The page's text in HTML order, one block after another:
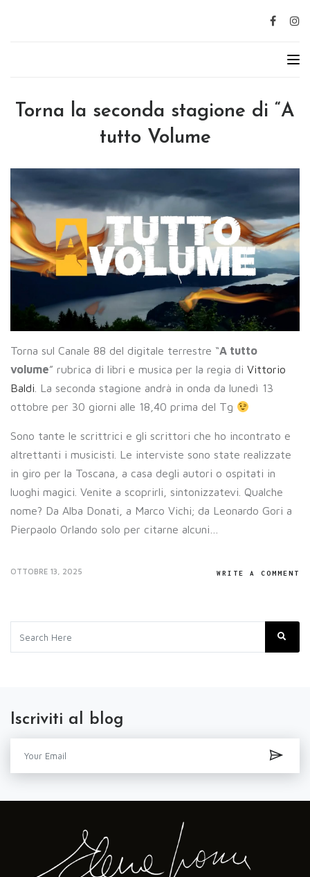
Torna la seconda stagione di “A
tutto Volume
Torna sul Canale 88 del digitale terrestre “A tutto
volume” rubrica di libri e musica per la regia di Vittorio
Baldi . La seconda stagione andrà in onda da lunedì 13
ottobre per 30 giorni alle 18,40 prima del Tg
Sono tante le scrittrici e gli scrittori che ho incontrato e
altrettanti i musicisti. Le interviste sono state realizzate
in giro per la Toscana, a casa degli autori o ospitati in
luoghi magici. Venite a scoprirli, sintonizzatevi. Qualche
nome? Da Alba Donati, a Marco Vichi; da Leonardo Gori a
Pierpaolo Orlando solo per citarne alcuni…
OTTOBRE 13, 2025 WRITE A COMMENT
Iscriviti al blog